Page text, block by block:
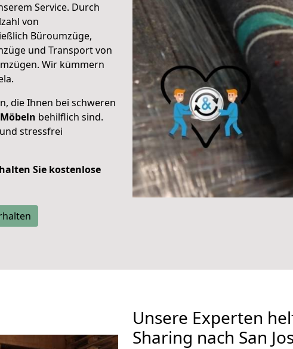
Service. Durch
von
Büroumzüge,
und Transport von
Wir kümmern
die Ihnen bei schweren
behilflich sind.
stressfrei
Sie kostenlose
Unsere Experten
Sharing nach San